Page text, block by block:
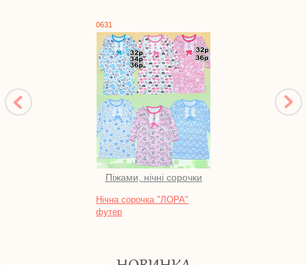
0631
Піжами, нічні сорочки
Нічна сорочка "ЛОРА"
футер